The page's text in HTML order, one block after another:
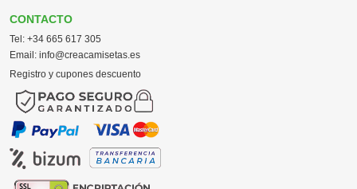
CONTACTO
Tel: +34 665 617 305
Email: info@creacamisetas.es
Registro y cupones descuento